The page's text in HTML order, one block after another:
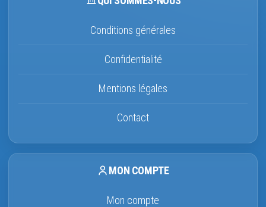
Conditions générales
Confidentialité
Mentions légales
Contact
MON COMPTE
Mon compte